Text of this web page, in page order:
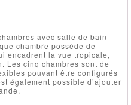
avec salle de bain
chambre possède de
encadrent la vue tropicale,
Les cinq chambres sont de
pouvant être configurés
également possible d’ajouter